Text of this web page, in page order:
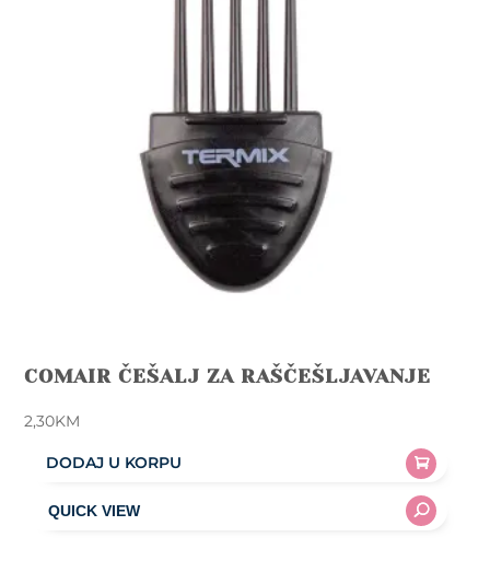
COMAIR ČEŠALJ ZA RAŠČEŠLJAVANJE
2,30KM
DODAJ U KORPU